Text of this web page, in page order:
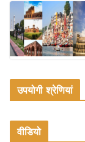
उपयोगी श्रेणियां
वीडियो